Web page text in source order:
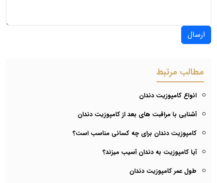
ارسال
مطالب مرتبط
انواع کامپوزیت دندان
آشنایی با مراقبت های بعد از کامپوزیت دندان
کامپوزیت دندان برای چه کسانی مناسب است؟
آیا کامپوزیت به دندان آسیب میزند؟
طول عمر کامپوزیت دندان